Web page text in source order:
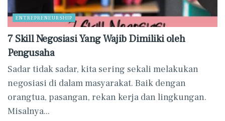
ENTREPRENEURSHIP
7 Skill Negosiasi Yang Wajib Dimiliki oleh
Pengusaha
Sadar tidak sadar, kita sering sekali melakukan
negosiasi di dalam masyarakat. Baik dengan
orangtua, pasangan, rekan kerja dan lingkungan.
Misalnya...